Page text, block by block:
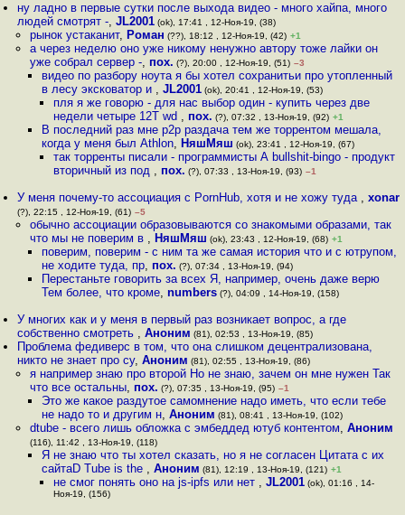
ну ладно в первые сутки после выхода видео - много хайпа, много
людей смотрят -,JL2001 (ok), 17:41 , 12-Ноя-19, (38)
рынок устаканит, Роман (??), 18:12 , 12-Ноя-19, (42) +1
а через неделю оно уже никому ненужно автору тоже лайки он
уже собрал сервер -, пох. (?), 20:00 , 12-Ноя-19, (51) –3
видео по разбору ноута я бы хотел сохранитьи про утопленный
в лесу эксковатор и , JL2001(ok), 20:41 , 12-Ноя-19, (53)
пля я же говорю - для нас выбор один - купить через две
недели четыре 12T wd , пох. (?), 07:32 , 13-Ноя-19, (92) +1
В последний раз мне p2p раздача тем же торрентом мешала,
когда у меня был Athlon, НяшМяш (ok), 23:41 , 12-Ноя-19, (67)
так торренты писали - программисты А bullshit-bingo - продукт
вторичный из под , пох. (?), 07:33 , 13-Ноя-19, (93) –1
У меня почему-то ассоциация с PornHub, хотя и не хожу туда ,xonar
(?), 22:15 , 12-Ноя-19, (61) –5
обычно ассоциации образовываются со знакомыми образами, так
что мы не поверим в , НяшМяш (ok), 23:43 , 12-Ноя-19, (68) +1
поверим, поверим - с ним та же самая история что и с ютрупом,
не ходите туда, пр, пох. (?), 07:34 , 13-Ноя-19, (94)
Перестаньте говорить за всех Я, например, очень даже верю
Тем более, что кроме, numbers(?), 04:09 , 14-Ноя-19, (158)
У многих как и у меня в первый раз возникает вопрос, а где
собственно смотреть ,Аноним (81), 02:53 , 13-Ноя-19, (85)
Проблема федиверс в том, что она слишком децентрализована,
никто не знает про су,Аноним (81), 02:55 , 13-Ноя-19, (86)
я например знаю про второй Но не знаю, зачем он мне нужен Так
что все остальны, пох. (?), 07:35 , 13-Ноя-19, (95) –1
Это же какое раздутое самомнение надо иметь, что если тебе
не надо то и другим н, Аноним (81), 08:41 , 13-Ноя-19, (102)
dtube - всего лишь обложка с эмбеддед ютуб контентом, Аноним
(116), 11:42 , 13-Ноя-19, (118)
Я не знаю что ты хотел сказать, но я не согласен Цитата с их
сайтаD Tube is the , Аноним (81), 12:19 , 13-Ноя-19, (121) +1
не смог понять оно на js-ipfs или нет ,JL2001 (ok), 01:16 , 14-
Ноя-19, (156)